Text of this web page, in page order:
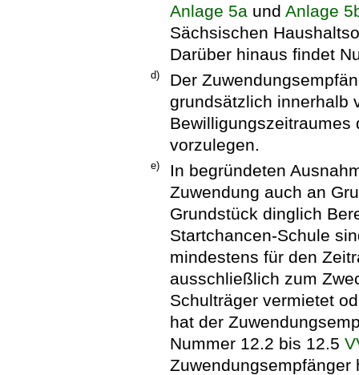
Anlage 5a und Anlage
Sächsischen
Darüber hinaus findet
d)
Der
grundsätzlich innerhalb
Bewilligungszeitraumes
vorzulegen.
e)
In begründeten
Zuwendung auch an
Grundstück dinglich
Startchancen-Schule
mindestens für den
ausschließlich zum
Schulträger vermietet
hat der
Nummer 12.2 bis 12.5